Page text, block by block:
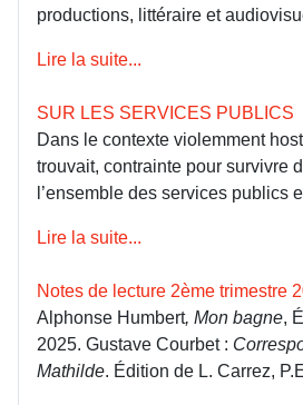
productions, littéraire et
Lire la suite...
SUR LES SERVICES PUBLICS
Dans le contexte violemment
trouvait, contrainte pour survivre
l’ensemble des services publics
Lire la suite...
Notes de lecture 2ème trimestre
Alphonse Humbert, Mon bagne,
2025. Gustave Courbet :
Mathilde. Édition de L. Carrez,